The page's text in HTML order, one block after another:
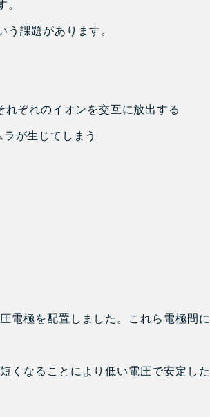
課題があります。
ぞれのイオンを交互に放出する
が生じてしまう
電極を配置しました。これら電極間に
くなることにより低い電圧で安定した